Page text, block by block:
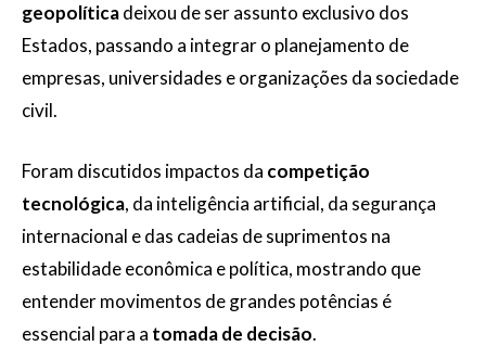
geopolíticadeixou de ser assunto exclusivo dos
Estados, passando a integrar o planejamento de
empresas, universidades e organizações da sociedade
civil.
Foram discutidos impactos da competição
tecnológica, da inteligência artificial, da segurança
internacional e das cadeias de suprimentos na
estabilidade econômica e política, mostrando que
entender movimentos de grandes potências é
essencial para a tomada de decisão.